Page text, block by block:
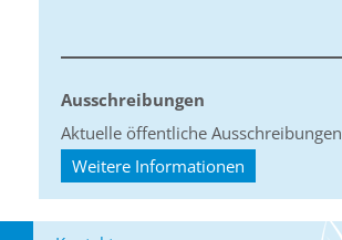
Ausschreibungen
Aktuelle öffentliche Ausschreibungen
Weitere Informationen